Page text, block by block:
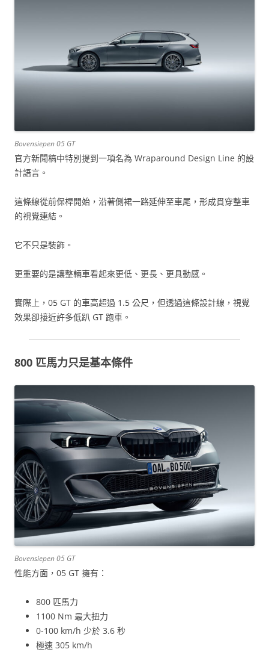
Bovensiepen 05 GT
官方新聞稿中特別提到一項名為 Wraparound Design Line 的設
計語言。
這條線從前保桿開始，沿著側裙一路延伸至車尾，形成貫穿整車
的視覺連結。
它不只是裝飾。
更重要的是讓整輛車看起來更低、更長、更具動感。
實際上，05 GT 的車高超過 1.5 公尺，但透過這條設計線，視覺
效果卻接近許多低趴 GT 跑車。
800 匹馬力只是基本條件
Bovensiepen 05 GT
性能方面，05 GT 擁有：
800 匹馬力
1100 Nm 最大扭力
0-100 km/h 少於 3.6 秒
極速 305 km/h